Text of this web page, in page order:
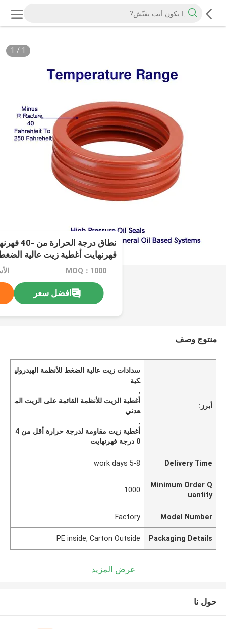
1
/
1
فهرنهايت أغطية زيت عالية
الهيدروليكية النظم المعتمدة
MOQ：1000
افضل سعر
منتوج وصف
أبرز:
سدادات زيت عالية الضغط للأنظمة الهيدرولي
كية
,
أغطية الزيت للأنظمة القائمة على الزيت الم
عدني
,
أغطية زيت مقاومة لدرجة حرارة أقل من 4
0 درجة فهرنهايت
Delivery Time
5-8 work days
Minimum Order Q
uantity
1000
Model Number
Factory
Packaging Details
PE inside, Carton Outside
عرض المزيد
حول نا